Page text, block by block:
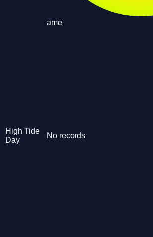
ame
High Tide
Day
No records